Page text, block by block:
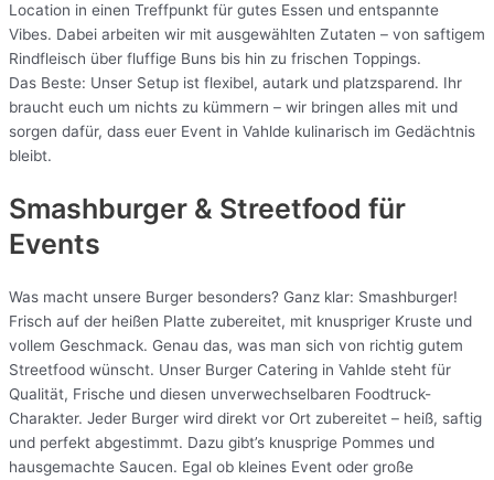
Location in einen Treffpunkt für gutes Essen und entspannte
Vibes. Dabei arbeiten wir mit ausgewählten Zutaten – von saftigem
Rindfleisch über fluffige Buns bis hin zu frischen Toppings.
Das Beste: Unser Setup ist flexibel, autark und platzsparend. Ihr
braucht euch um nichts zu kümmern – wir bringen alles mit und
sorgen dafür, dass euer Event in Vahlde kulinarisch im Gedächtnis
bleibt.
Smashburger & Streetfood für
Events
Was macht unsere Burger besonders? Ganz klar: Smashburger!
Frisch auf der heißen Platte zubereitet, mit knuspriger Kruste und
vollem Geschmack. Genau das, was man sich von richtig gutem
Streetfood wünscht. Unser Burger Catering in Vahlde steht für
Qualität, Frische und diesen unverwechselbaren Foodtruck-
Charakter. Jeder Burger wird direkt vor Ort zubereitet – heiß, saftig
und perfekt abgestimmt. Dazu gibt’s knusprige Pommes und
hausgemachte Saucen. Egal ob kleines Event oder große